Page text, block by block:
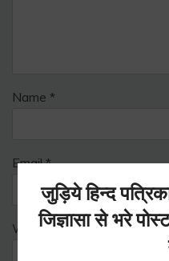
Name *
Email*
Website